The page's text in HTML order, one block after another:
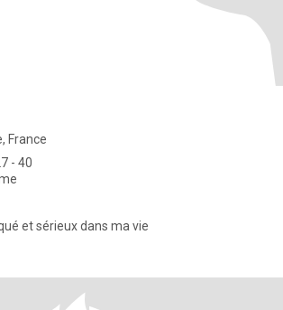
France
- 40
et sérieux dans ma vie